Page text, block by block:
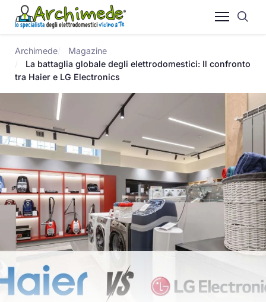
Archimede
Magazine
La battaglia globale degli elettrodomestici: Il confronto
tra Haier e LG Electronics